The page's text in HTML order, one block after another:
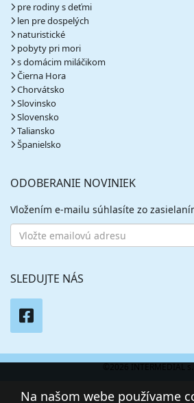
pre rodiny s deťmi
len pre dospelých
naturistické
pobyty pri mori
s domácim miláčikom
Čierna Hora
Chorvátsko
Slovinsko
Slovensko
Taliansko
Španielsko
ODOBERANIE NOVINIEK
Vložením e-mailu súhlasíte zo
SLEDUJTE NÁS
©2026 INTERMEDIAL
Na našom webe používame